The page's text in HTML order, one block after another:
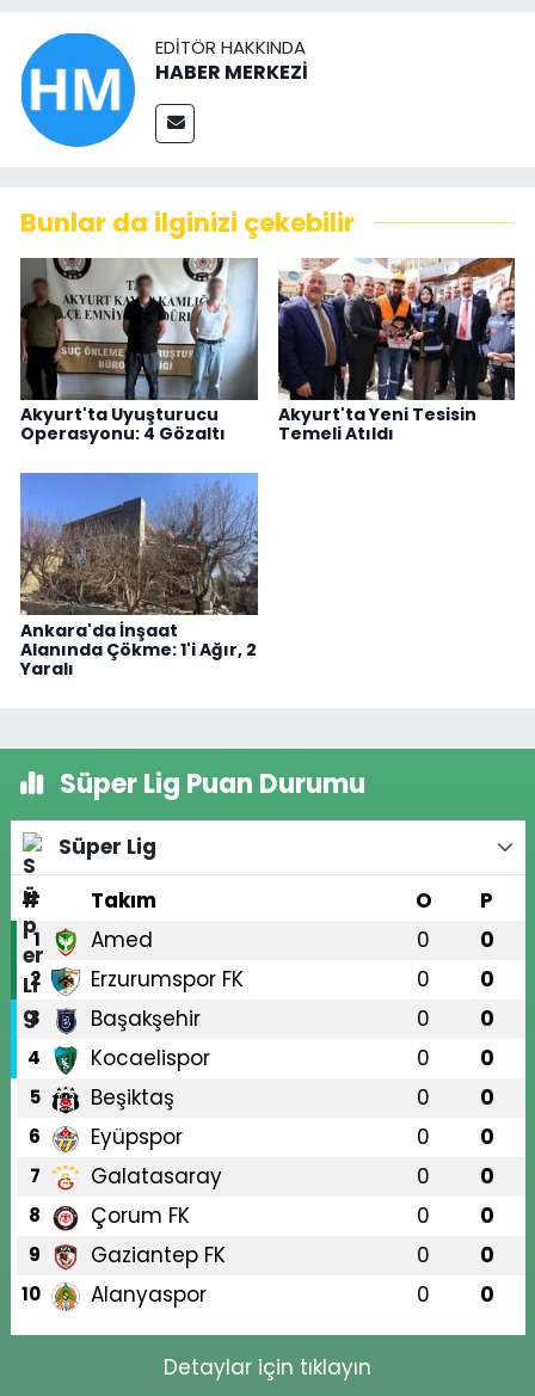
EDITÖR HAKKINDA
HABER MERKEZİ
Bunlar da ilginizi çekebilir
Akyurt'ta Uyuşturucu
Operasyonu: 4 Gözaltı
Akyurt'ta Yeni Tesisin
Temeli Atıldı
Ankara'da İnşaat
Alanında Çökme: 1'i Ağır, 2
Yaralı
Süper Lig Puan Durumu
Süper Lig
#
Takım O P
1 Amed 0 0
2 Erzurumspor FK 0 0
3 Başakşehir 0 0
4 Kocaelispor 0 0
5 Beşiktaş 0 0
6 Eyüpspor 0 0
7 Galatasaray 0 0
8 Çorum FK 0 0
9 Gaziantep FK 0 0
10 Alanyaspor 0 0
Detaylar için tıklayın